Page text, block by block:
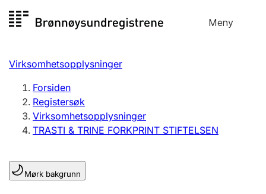
til
Meny
Registersøk
Aksjeselskap
Enkeltpersonforetak
Registrere, endre, slette
Lag og forening
Virksomhetsopplysninger
Forsiden
Registersøk
Virksomhetsopplysninger
TRASTI & TRINE FORKPRINT STIFTELSEN
Mørk bakgrunn